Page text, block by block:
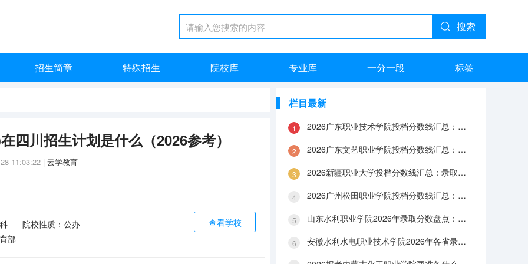
搜索
招生简章 特殊招生 院校库 专业库 一分一段 标签
四川招生计划是什么（2026参考）
11:03:22 | 云学教育
院校性质：公办
部
查看学校
栏目最新
2026广东职业技术学院投档分数线汇总：录取分数、报到与就业数据
2026广东文艺职业学院投档分数线汇总：录取分数、报到与就业数据
2026新疆职业大学投档分数线汇总：录取分数、报到与就业数据
2026广州松田职业学院投档分数线汇总：录取分数、报到与就业数据
山东水利职业学院2026年录取分数盘点：宿舍、费用、就业与FAQ
安徽水利水电职业技术学院2026年各省录取分数：报到手续、费用与就业数据